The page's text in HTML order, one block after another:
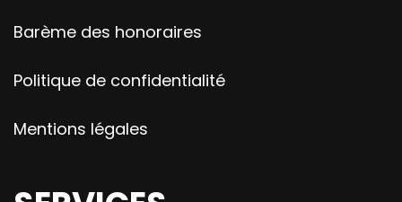
Barème des honoraires
Politique de confidentialité
Mentions légales